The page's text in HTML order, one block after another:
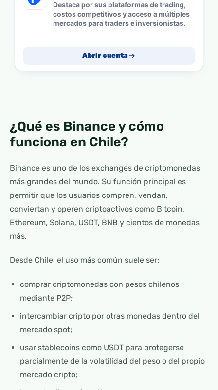
Destaca por sus plataformas de trading,
costos competitivos y acceso a múltiples
mercados para traders e inversionistas.
Abrir cuenta
¿Qué es Binance y cómo
funciona en Chile?
Binance es uno de los exchanges de criptomonedas
más grandes del mundo. Su función principal es
permitir que los usuarios compren, vendan,
conviertan y operen criptoactivos como Bitcoin,
Ethereum, Solana, USDT, BNB y cientos de monedas
más.
Desde Chile, el uso más común suele ser:
comprar criptomonedas con pesos chilenos
mediante P2P;
intercambiar cripto por otras monedas dentro del
mercado spot;
usar stablecoins como USDT para protegerse
parcialmente de la volatilidad del peso o del propio
mercado cripto;